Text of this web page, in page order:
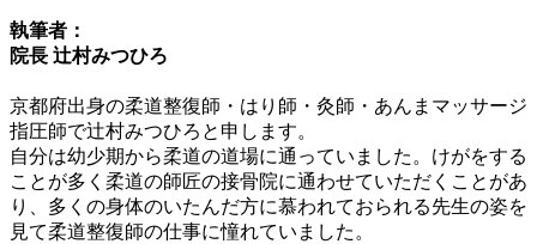
執筆者：
院長 辻村みつひろ
京都府出身の柔道整復師・はり師・灸師・あんまマッサージ
指圧師で辻村みつひろと申します。
自分は幼少期から柔道の道場に通っていました。けがをする
ことが多く柔道の師匠の接骨院に通わせていただくことがあ
り、多くの身体のいたんだ方に慕われておられる先生の姿を
見て柔道整復師の仕事に憧れていました。